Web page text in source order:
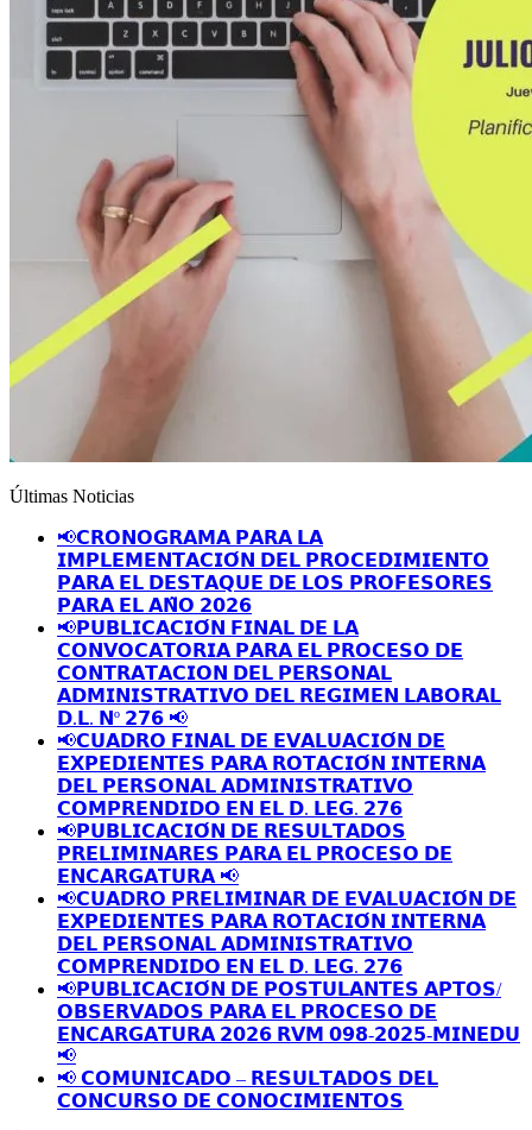
Últimas Noticias
📢𝗖𝗥𝗢𝗡𝗢𝗚𝗥𝗔𝗠𝗔 𝗣𝗔𝗥𝗔 𝗟𝗔
𝗜𝗠𝗣𝗟𝗘𝗠𝗘𝗡𝗧𝗔𝗖𝗜𝗢́𝗡 𝗗𝗘𝗟 𝗣𝗥𝗢𝗖𝗘𝗗𝗜𝗠𝗜𝗘𝗡𝗧𝗢
𝗣𝗔𝗥𝗔 𝗘𝗟 𝗗𝗘𝗦𝗧𝗔𝗤𝗨𝗘 𝗗𝗘 𝗟𝗢𝗦 𝗣𝗥𝗢𝗙𝗘𝗦𝗢𝗥𝗘𝗦
𝗣𝗔𝗥𝗔 𝗘𝗟 𝗔𝗡̃𝗢 𝟮𝟬𝟮𝟲
📢𝗣𝗨𝗕𝗟𝗜𝗖𝗔𝗖𝗜𝗢́𝗡 𝗙𝗜𝗡𝗔𝗟 𝗗𝗘 𝗟𝗔
𝗖𝗢𝗡𝗩𝗢𝗖𝗔𝗧𝗢𝗥𝗜𝗔 𝗣𝗔𝗥𝗔 𝗘𝗟 𝗣𝗥𝗢𝗖𝗘𝗦𝗢 𝗗𝗘
𝗖𝗢𝗡𝗧𝗥𝗔𝗧𝗔𝗖𝗜𝗢𝗡 𝗗𝗘𝗟 𝗣𝗘𝗥𝗦𝗢𝗡𝗔𝗟
𝗔𝗗𝗠𝗜𝗡𝗜𝗦𝗧𝗥𝗔𝗧𝗜𝗩𝗢 𝗗𝗘𝗟 𝗥𝗘𝗚𝗜𝗠𝗘𝗡 𝗟𝗔𝗕𝗢𝗥𝗔𝗟
𝗗.𝗟. 𝗡º 𝟮𝟳𝟲 📢
📢𝗖𝗨𝗔𝗗𝗥𝗢 𝗙𝗜𝗡𝗔𝗟 𝗗𝗘 𝗘𝗩𝗔𝗟𝗨𝗔𝗖𝗜𝗢́𝗡 𝗗𝗘
𝗘𝗫𝗣𝗘𝗗𝗜𝗘𝗡𝗧𝗘𝗦 𝗣𝗔𝗥𝗔 𝗥𝗢𝗧𝗔𝗖𝗜𝗢́𝗡 𝗜𝗡𝗧𝗘𝗥𝗡𝗔
𝗗𝗘𝗟 𝗣𝗘𝗥𝗦𝗢𝗡𝗔𝗟 𝗔𝗗𝗠𝗜𝗡𝗜𝗦𝗧𝗥𝗔𝗧𝗜𝗩𝗢
𝗖𝗢𝗠𝗣𝗥𝗘𝗡𝗗𝗜𝗗𝗢 𝗘𝗡 𝗘𝗟 𝗗. 𝗟𝗘𝗚. 𝟮𝟳𝟲
📢𝗣𝗨𝗕𝗟𝗜𝗖𝗔𝗖𝗜𝗢́𝗡 𝗗𝗘 𝗥𝗘𝗦𝗨𝗟𝗧𝗔𝗗𝗢𝗦
𝗣𝗥𝗘𝗟𝗜𝗠𝗜𝗡𝗔𝗥𝗘𝗦 𝗣𝗔𝗥𝗔 𝗘𝗟 𝗣𝗥𝗢𝗖𝗘𝗦𝗢 𝗗𝗘
𝗘𝗡𝗖𝗔𝗥𝗚𝗔𝗧𝗨𝗥𝗔 📢
📢𝗖𝗨𝗔𝗗𝗥𝗢 𝗣𝗥𝗘𝗟𝗜𝗠𝗜𝗡𝗔𝗥 𝗗𝗘 𝗘𝗩𝗔𝗟𝗨𝗔𝗖𝗜𝗢́𝗡 𝗗𝗘
𝗘𝗫𝗣𝗘𝗗𝗜𝗘𝗡𝗧𝗘𝗦 𝗣𝗔𝗥𝗔 𝗥𝗢𝗧𝗔𝗖𝗜𝗢́𝗡 𝗜𝗡𝗧𝗘𝗥𝗡𝗔
𝗗𝗘𝗟 𝗣𝗘𝗥𝗦𝗢𝗡𝗔𝗟 𝗔𝗗𝗠𝗜𝗡𝗜𝗦𝗧𝗥𝗔𝗧𝗜𝗩𝗢
𝗖𝗢𝗠𝗣𝗥𝗘𝗡𝗗𝗜𝗗𝗢 𝗘𝗡 𝗘𝗟 𝗗. 𝗟𝗘𝗚. 𝟮𝟳𝟲
📢𝗣𝗨𝗕𝗟𝗜𝗖𝗔𝗖𝗜𝗢́𝗡 𝗗𝗘 𝗣𝗢𝗦𝗧𝗨𝗟𝗔𝗡𝗧𝗘𝗦 𝗔𝗣𝗧𝗢𝗦/
𝗢𝗕𝗦𝗘𝗥𝗩𝗔𝗗𝗢𝗦 𝗣𝗔𝗥𝗔 𝗘𝗟 𝗣𝗥𝗢𝗖𝗘𝗦𝗢 𝗗𝗘
𝗘𝗡𝗖𝗔𝗥𝗚𝗔𝗧𝗨𝗥𝗔 𝟮𝟬𝟮𝟲 𝗥𝗩𝗠 𝟬𝟵𝟴-𝟮𝟬𝟮𝟱-𝗠𝗜𝗡𝗘𝗗𝗨
📢
📢 𝗖𝗢𝗠𝗨𝗡𝗜𝗖𝗔𝗗𝗢 – 𝗥𝗘𝗦𝗨𝗟𝗧𝗔𝗗𝗢𝗦 𝗗𝗘𝗟
𝗖𝗢𝗡𝗖𝗨𝗥𝗦𝗢 𝗗𝗘 𝗖𝗢𝗡𝗢𝗖𝗜𝗠𝗜𝗘𝗡𝗧𝗢𝗦